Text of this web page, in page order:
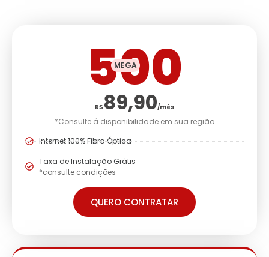
500
R$ 89,90/mês
*Consulte á disponibilidade em sua região
Internet 100% Fibra Óptica
Taxa de Instalação Grátis
*consulte condições
QUERO CONTRATAR
MEGA